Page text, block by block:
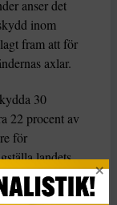
anser det
inom
fram att för
axlar.
30
22 procent av
för
landets
plan som
skydda 30